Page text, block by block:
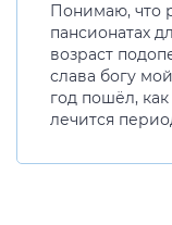
Понимаю, что
пансионатах
возраст
слава богу
год пошёл, как
лечится